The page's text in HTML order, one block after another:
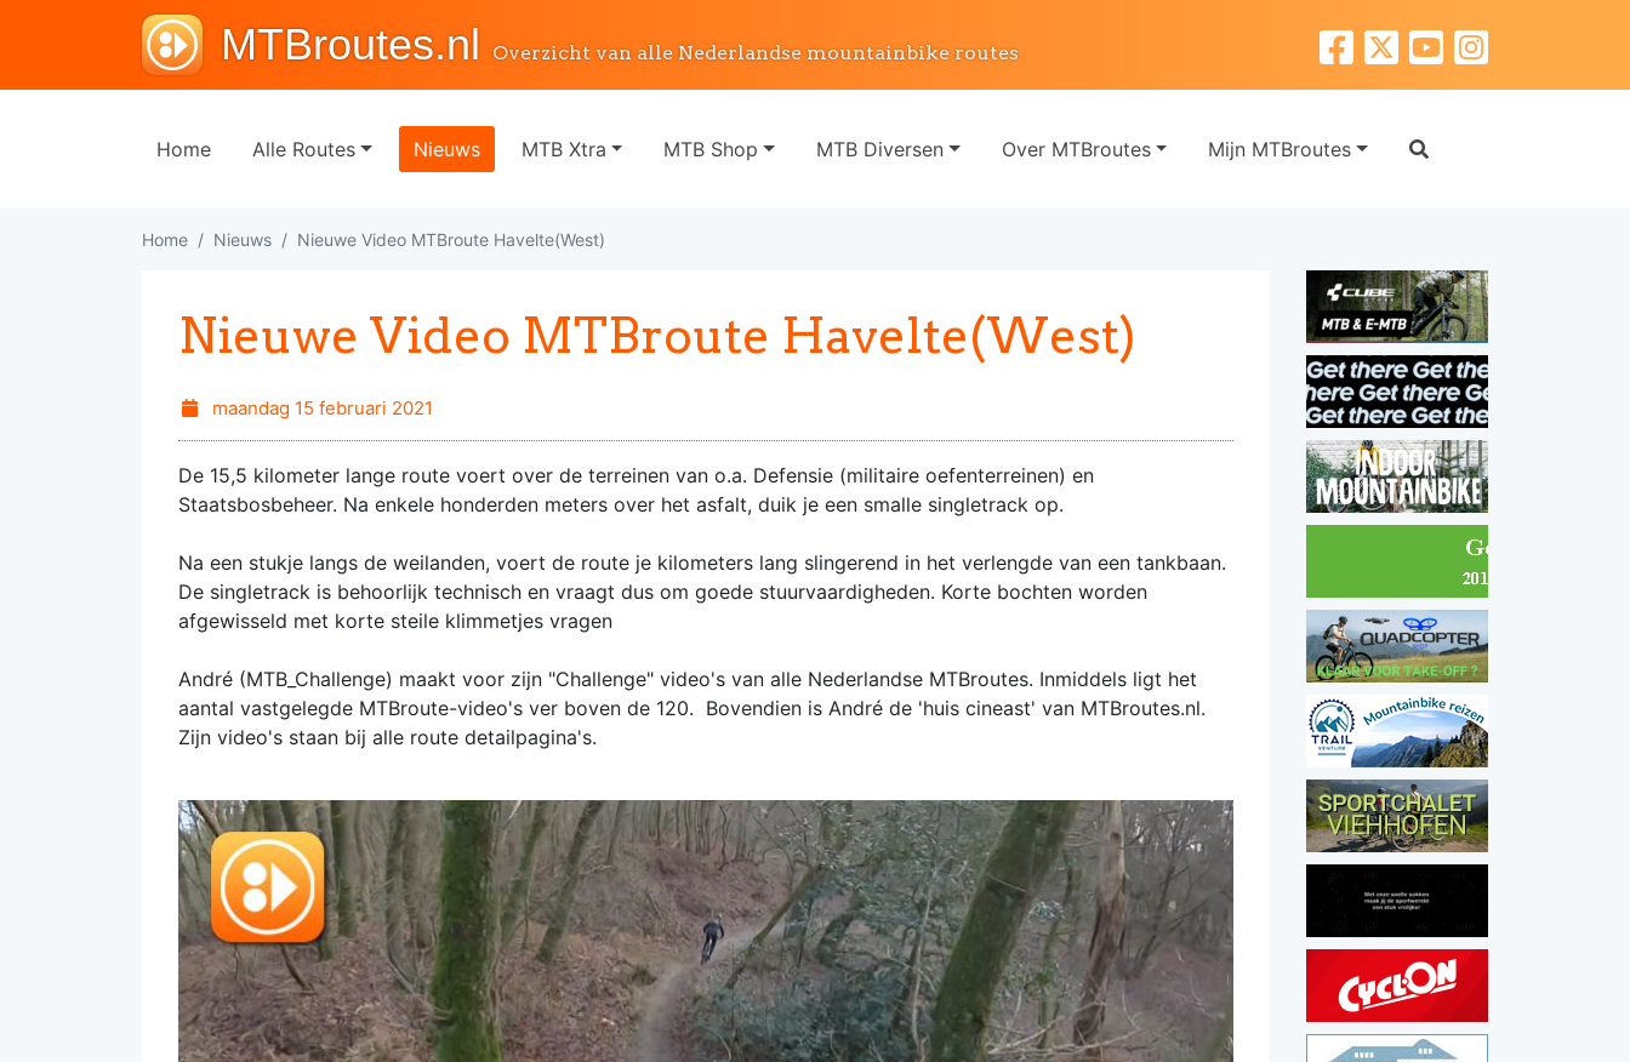
MTBroutes.nl Overzicht van alle Nederlandse mountainbike routes
Home Alle Routes Nieuws MTB Xtra MTB Shop MTB Diversen Over MTBroutes Mijn MTBroutes
Home Nieuws Nieuwe Video MTBroute Havelte(West)
Nieuwe Video MTBroute Havelte(West)
maandag 15 februari 2021
De 15,5 kilometer lange route voert over de terreinen van o.a. Defensie (militaire oefenterreinen) en
Staatsbosbeheer. Na enkele honderden meters over het asfalt, duik je een smalle singletrack op.
Na een stukje langs de weilanden, voert de route je kilometers lang slingerend in het verlengde van een tankbaan.
De singletrack is behoorlijk technisch en vraagt dus om goede stuurvaardigheden. Korte bochten worden
afgewisseld met korte steile klimmetjes vragen
André (MTB_Challenge) maakt voor zijn "Challenge" video's van alle Nederlandse MTBroutes. Inmiddels ligt het
aantal vastgelegde MTBroute-video's ver boven de 120. Bovendien is André de 'huis cineast' van MTBroutes.nl.
Zijn video's staan bij alle route detailpagina's.